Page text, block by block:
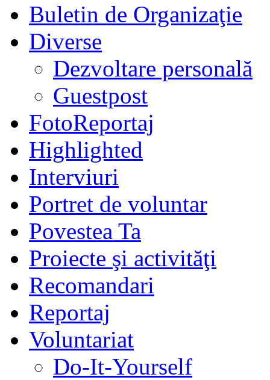
Buletin de Organizaţie
Diverse
Dezvoltare personală
Guestpost
FotoReportaj
Highlighted
Interviuri
Portret de voluntar
Povestea Ta
Proiecte şi activităţi
Recomandari
Reportaj
Voluntariat
Do-It-Yourself